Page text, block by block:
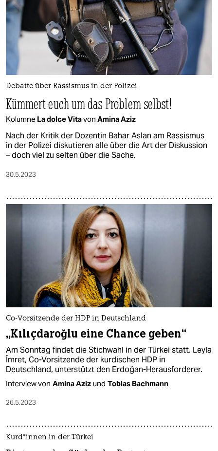
Debatte über Rassismus in der Polizei
Kümmert euch um das Problem selbst!
Kolumne La dolce Vitavon Amina Aziz
Nach der Kritik der Dozentin Bahar Aslan am Rassismus
in der Polizei diskutieren alle über die Art der Diskussion
– doch viel zu selten über die Sache.
30.5.2023
Co-Vorsitzende der HDP in Deutschland
„Kılıçdaroğlu eine Chance geben“
Am Sonntag findet die Stichwahl in der Türkei statt. Leyla
Îmret, Co-Vorsitzende der kurdischen HDP in
Deutschland, unterstützt den Erdoğan-Herausforderer.
Interview von Amina Aziz und Tobias Bachmann
26.5.2023
Kur­d*in­nen in der Türkei